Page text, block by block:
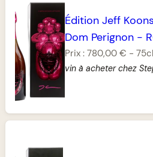
Édition Jeff Koons
Dom Perignon-
Prix : 780,00 € - 75cl
vin à acheter chez